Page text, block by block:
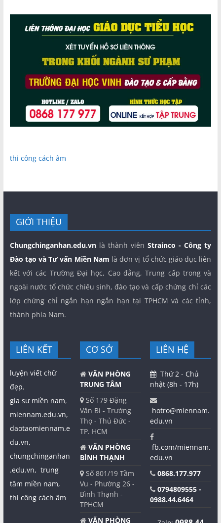
thi công cách âm
GIỚI THIỆU
Chungchinganhan.edu.vnlà thành viênStrainco - Công ty
Đào tạo và Tư vấn Miền Nam là đơn vị tổ chức giáo dục liên
kết với các Trường Đại học, Cao đẳng, Trung cấp trong và
ngoài nước tổ chức chiêu sinh, đào tạo và cấp chứng chỉ các
lớp chứng chỉ ngắn hạn ngắn hạn tại TPHCM và các tỉnh,
thành phía Nam.
LIÊN KẾT
luyện viết chữ
đẹp,
gia sư miền nam,
miennam.edu.vn,
daotaomiennam.e
du.vn,
chungchinganhan
.edu.vn, trung
tâm miền nam,
thi công cách âm
CƠ SỞ
VĂN PHÒNG
TRUNG TÂM
Số 179 Đặng
Văn Bi - Trường
Thọ - Thủ Đức -
TP. HCM
VĂN PHÒNG
BÌNH THẠNH
Số 801/19 Tầm
Vu - Phường 26 -
Bình Thạnh -
TPHCM
VĂN PHÒNG
LIÊN HỆ
Thứ 2 - Chủ
nhật (8h - 17h)
hotro@miennam.
edu.vn
fb.com/miennam.
edu.vn
0868.177.977
0794809555 -
0988.44.6464